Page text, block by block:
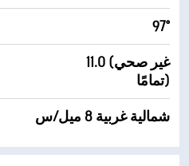
97°
11.0 (غير صحي
تمامًا)
شمالية غربية 8 ميل/س